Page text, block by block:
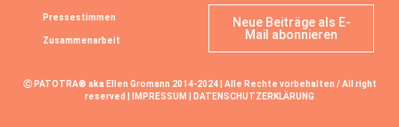
Pressestimmen
Zusammenarbeit
Neue Beiträge als E-
Mail abonnieren
Ⓒ PATOTRA® aka Ellen Gromann 2014-2024 | Alle Rechte vorbehalten / All right
reserved |
IMPRESSUM DATENSCHUTZERKLÄRUNG